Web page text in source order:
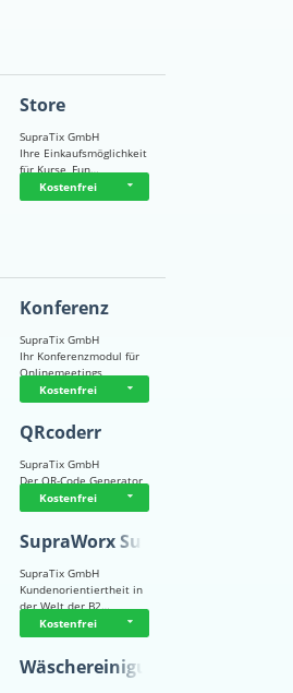
Store
SupraTix GmbH
Ihre Einkaufsmöglichkeit
für Kurse, Fun…
Kostenfrei
Konferenz
SupraTix GmbH
Ihr Konferenzmodul für
Onlinemeetings
Kostenfrei
QRcoderr
SupraTix GmbH
Der QR-Code Generator
Kostenfrei
SupraWorx Suppo…
SupraTix GmbH
Kundenorientiertheit in
der Welt der B2…
Kostenfrei
Wäschereinigung…